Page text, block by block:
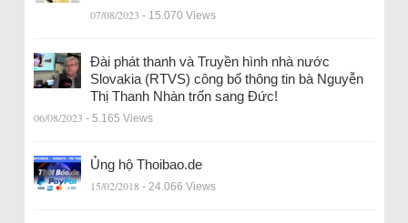
07/08/2023 - 15.070 Views
Đài phát thanh và Truyền hình nhà nước
Slovakia (RTVS) công bố thông tin bà Nguyễn
Thị Thanh Nhàn trốn sang Đức!
06/08/2023 - 5.165 Views
Ủng hộ Thoibao.de
15/02/2018 - 24.066 Views